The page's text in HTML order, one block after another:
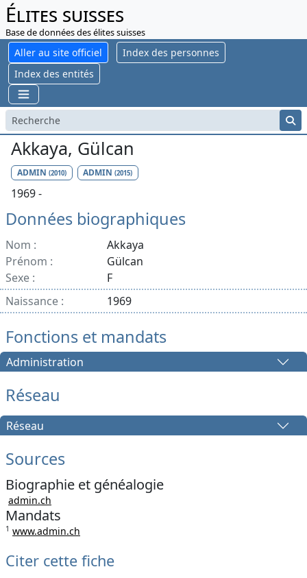
Élites suisses
Base de données des élites suisses
Aller au site officiel
Index des personnes
Index des entités
Akkaya, Gülcan
ADMIN (2010) ADMIN(2015)
1969 -
Données biographiques
Nom :
Akkaya
Prénom :
Gülcan
Sexe :
F
Naissance :
1969
Fonctions et mandats
Administration
Réseau
Réseau
Sources
Biographie et généalogie
admin.ch
Mandats
1 www.admin.ch
Citer cette fiche